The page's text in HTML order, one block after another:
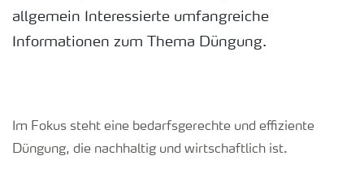
Zukunft anpacken
allgemein Interessierte umfangreiche
Informationen zum Thema Düngung.
Im Fokus steht eine bedarfsgerechte und effiziente
Düngung, die nachhaltig und wirtschaftlich ist.